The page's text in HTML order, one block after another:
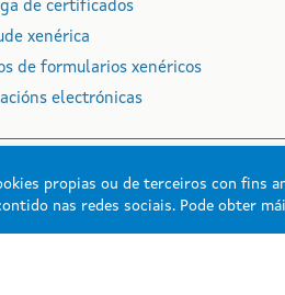
de certificados
xenérica
de formularios xenéricos
electrónicas
propias ou de terceiros con fins
nas redes sociais. Pode obter